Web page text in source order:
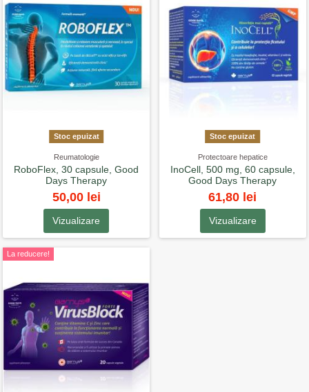
Stoc epuizat
Reumatologie
RoboFlex, 30 capsule, Good
Days Therapy
50,00 lei
Vizualizare
Stoc epuizat
Protectoare hepatice
InoCell, 500 mg, 60 capsule,
Good Days Therapy
61,80 lei
Vizualizare
La reducere!